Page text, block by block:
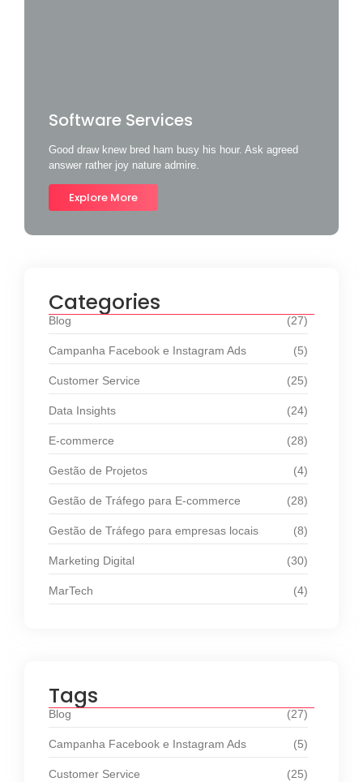
Software Services
Good draw knew bred ham busy his hour. Ask agreed
answer rather joy nature admire.
Explore More
Categories
Blog (27)
Campanha Facebook e Instagram Ads (5)
Customer Service (25)
Data Insights (24)
E-commerce (28)
Gestão de Projetos (4)
Gestão de Tráfego para E-commerce (28)
Gestão de Tráfego para empresas locais (8)
Marketing Digital (30)
MarTech (4)
Tags
Blog (27)
Campanha Facebook e Instagram Ads (5)
Customer Service (25)